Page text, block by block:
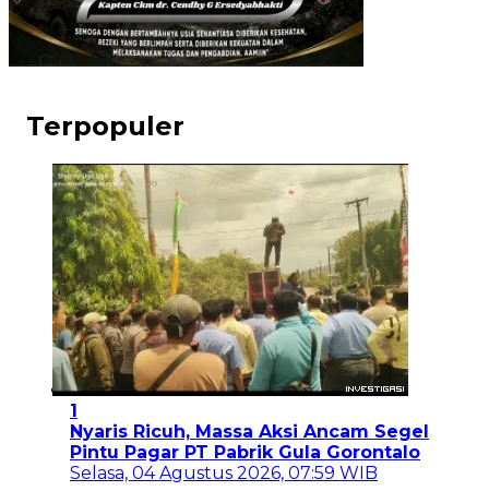
Terpopuler
1
Nyaris Ricuh, Massa Aksi Ancam Segel
Pintu Pagar PT Pabrik Gula Gorontalo
Selasa, 04 Agustus 2026, 07:59 WIB